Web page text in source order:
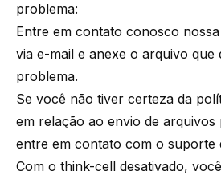
problema:
Entre em contato conosco
via e-mail e anexe o arquivo que
problema.
Se você não tiver certeza da
em relação ao envio de
entre em contato com o suporte
Com o think-cell desativado,